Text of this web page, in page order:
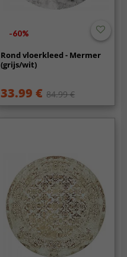
-60%
Rond vloerkleed - Mermer
(grijs/wit)
33.99 € 84.99 €